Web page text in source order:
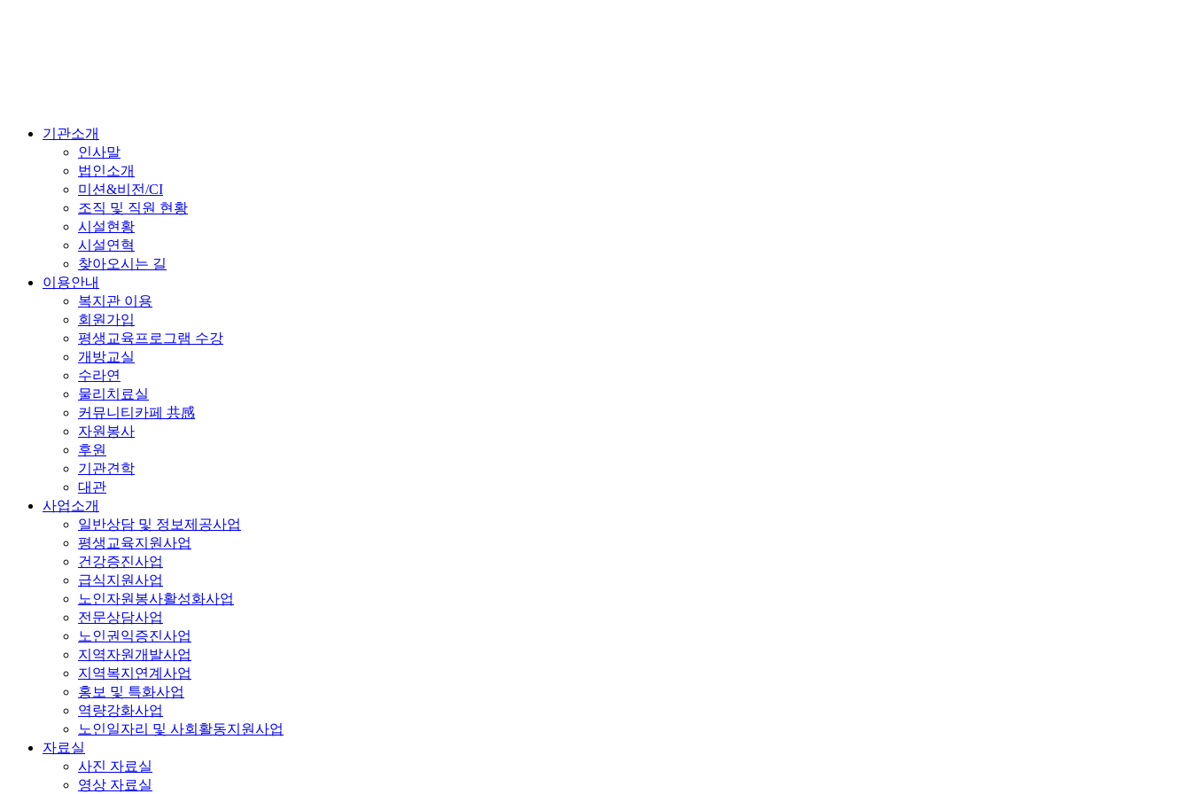
기관소개
인사말
법인소개
미션&비전/CI
조직 및 직원 현황
시설현황
시설연혁
찾아오시는 길
이용안내
복지관 이용
회원가입
평생교육프로그램 수강
개방교실
수라연
물리치료실
커뮤니티카페 共感
자원봉사
후원
기관견학
대관
사업소개
일반상담 및 정보제공사업
평생교육지원사업
건강증진사업
급식지원사업
노인자원봉사활성화사업
전문상담사업
노인권익증진사업
지역자원개발사업
지역복지연계사업
홍보 및 특화사업
역량강화사업
노인일자리 및 사회활동지원사업
자료실
사진 자료실
영상 자료실